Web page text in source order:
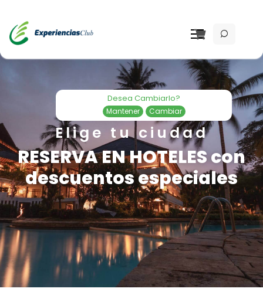
Desea Cambiarlo?
Mantener Cambiar
Elige tu ciudad
RESERVA EN HOTELES con
descuentos especiales